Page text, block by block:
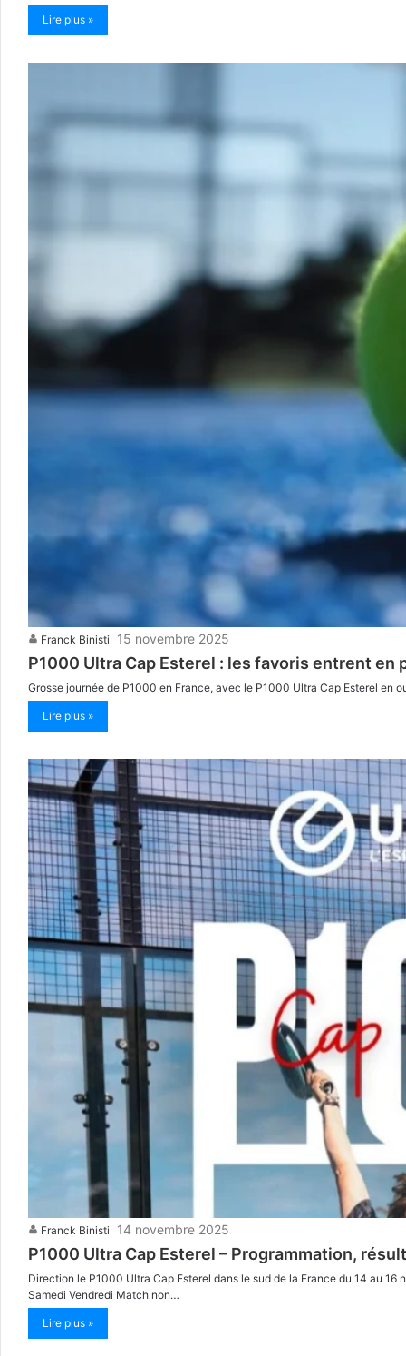
Lire plus »
Franck Binisti 15 novembre 2025
P1000 Ultra Cap Esterel : les favoris entrent en
Grosse journée de P1000 en France, avec le P1000 Ultra Cap Esterel en
Lire plus »
Franck Binisti 14 novembre 2025
P1000 Ultra Cap Esterel – Programmation,
Direction le P1000 Ultra Cap Esterel dans le sud de la France du 14 au
Samedi Vendredi Match non…
Lire plus »